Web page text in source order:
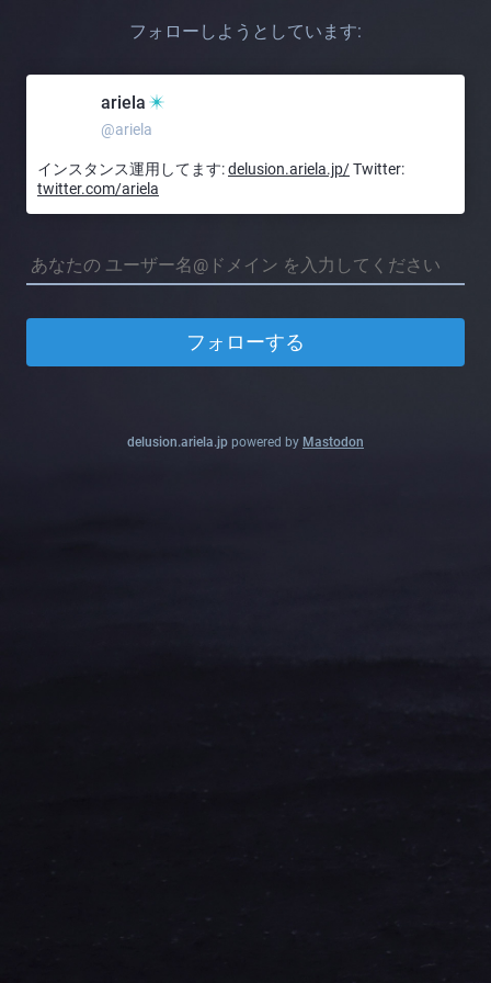
フォローしようとしています:
ariela
@ariela
インスタンス運用してます:delusion.ariela.jp/Twitter:
twitter.com/ariela
フォローする
delusion.ariela.jp powered by Mastodon